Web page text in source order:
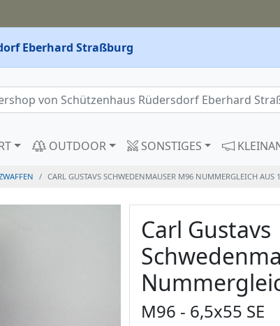
Eberhard Straßburg
OUTDOOR SONSTIGES
CARL GUSTAVS SCHWEDENMAUSER M96 NUMMERGLEICH AUS
Carl Gustavs
M96 - 6,5x55 SE